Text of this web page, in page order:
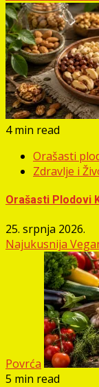
4 min read
Orašasti
Zdravlje i
Orašasti Plodovi
25. srpnja 2026.
Najukusnija
Povrća
5 min read